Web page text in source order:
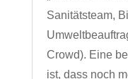
Sanitätsteam,
Crowd). Eine
ist, dass noch